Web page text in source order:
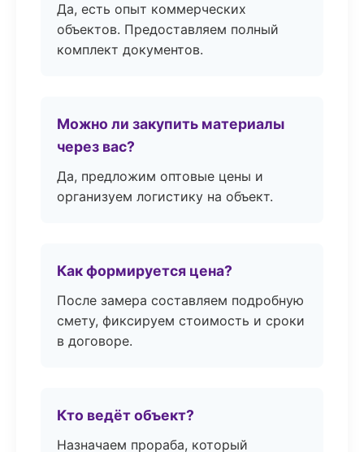
Да, есть опыт коммерческих
объектов. Предоставляем полный
комплект документов.
Можно ли закупить материалы
через вас?
Да, предложим оптовые цены и
организуем логистику на объект.
Как формируется цена?
После замера составляем подробную
смету, фиксируем стоимость и сроки
в договоре.
Кто ведёт объект?
Назначаем прораба, который